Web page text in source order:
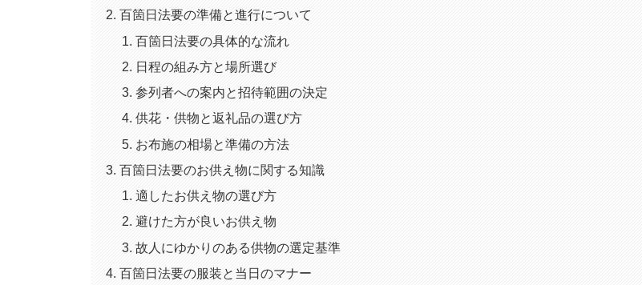
百箇日法要の準備と進行について
百箇日法要の具体的な流れ
日程の組み方と場所選び
参列者への案内と招待範囲の決定
供花・供物と返礼品の選び方
お布施の相場と準備の方法
百箇日法要のお供え物に関する知識
適したお供え物の選び方
避けた方が良いお供え物
故人にゆかりのある供物の選定基準
百箇日法要の服装と当日のマナー